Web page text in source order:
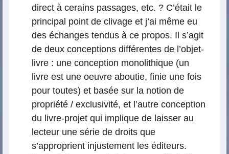
direct à cerains passages, etc. ? C’était le
principal point de clivage et j’ai même eu
des échanges tendus à ce propos. Il s’agit
de deux conceptions différentes de l’objet-
livre : une conception monolithique (un
livre est une oeuvre aboutie, finie une fois
pour toutes) et basée sur la notion de
propriété / exclusivité, et l’autre conception
du livre-projet qui implique de laisser au
lecteur une série de droits que
s’approprient injustement les éditeurs.